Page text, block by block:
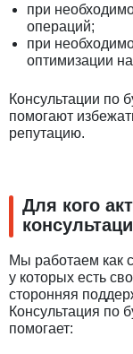
при
операций;
при
оптимизации
Консультации по
помогают
репутацию.
Для кого
Мы работаем как
у которых есть
сторонняя
Консультация по
помогает: